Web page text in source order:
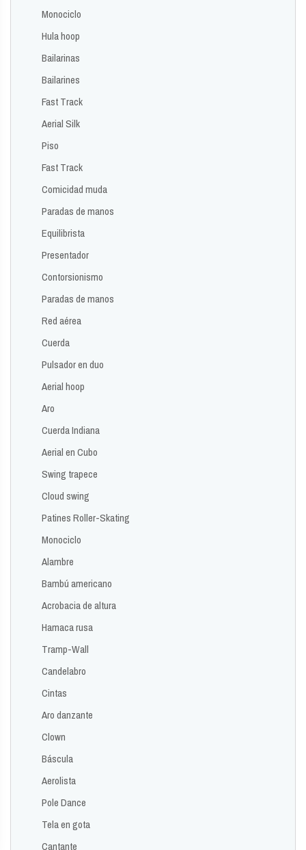
Monociclo
Hula hoop
Bailarinas
Bailarines
Fast Track
Aerial Silk
Piso
Fast Track
Comicidad muda
Paradas de manos
Equilibrista
Presentador
Contorsionismo
Paradas de manos
Red aérea
Cuerda
Pulsador en duo
Aerial hoop
Aro
Cuerda Indiana
Aerial en Cubo
Swing trapece
Cloud swing
Patines Roller-Skating
Monociclo
Alambre
Bambú americano
Acrobacia de altura
Hamaca rusa
Tramp-Wall
Candelabro
Cintas
Aro danzante
Clown
Báscula
Aerolista
Pole Dance
Tela en gota
Cantante